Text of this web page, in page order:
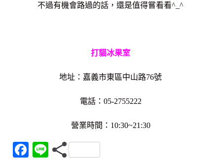
不過有機會路過的話，還是值得嘗看看^_^
打貓冰果室
地址：嘉義市東區中山路76號
電話：05-2755222
營業時間：10:30~21:30
F Li